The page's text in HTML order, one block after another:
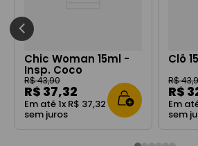
Chic Woman 15ml -
Insp. Coco
Mademoiselle
R$43,90
R$ 37,32
Em até1x R$ 37,32
sem juros
Clô
R$43,
R$
Em
sem